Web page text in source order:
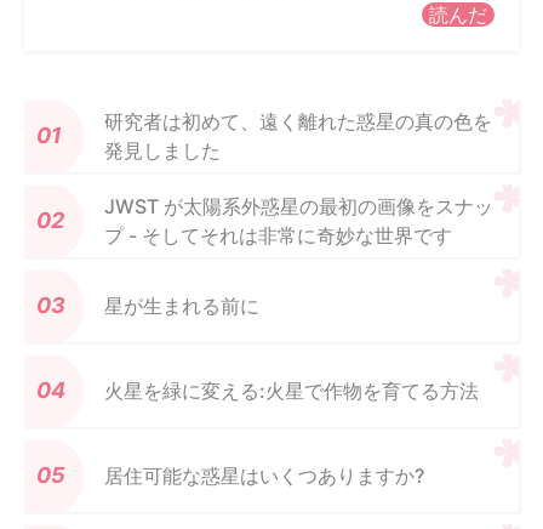
読んだ
研究者は初めて、遠く離れた惑星の真の色を
発見しました
JWST が太陽系外惑星の最初の画像をスナッ
プ - そしてそれは非常に奇妙な世界です
星が生まれる前に
火星を緑に変える:火星で作物を育てる方法
居住可能な惑星はいくつありますか?